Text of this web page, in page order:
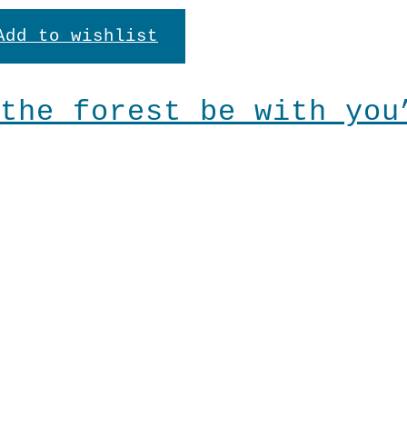
Shirt
"Circle"
In den Warenkorb
to wishlist
the forest be with